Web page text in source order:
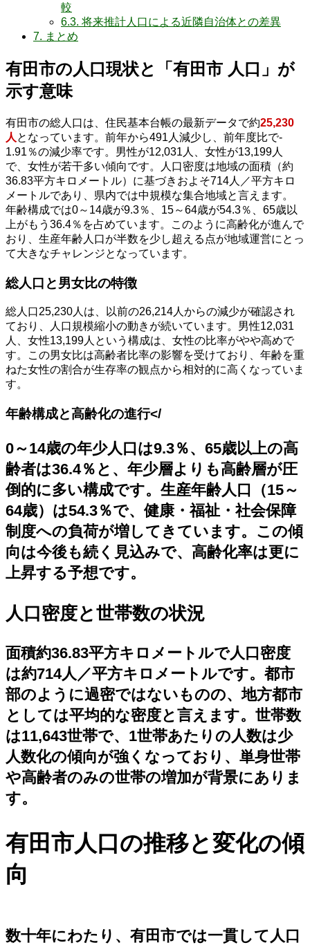
較
6.3. 将来推計人口による近隣自治体との差異
7. まとめ
有田市の人口現状と「有田市 人口」が
示す意味
有田市の総人口は、住民基本台帳の最新データで約25,230
人 となっています。前年から491人減少し、前年度比で‐
1.91％の減少率です。男性が12,031人、女性が13,199人
で、女性が若干多い傾向です。人口密度は地域の面積（約
36.83平方キロメートル）に基づきおよそ714人／平方キロ
メートルであり、県内では中規模な集合地域と言えます。
年齢構成では0～14歳が9.3％、15～64歳が54.3％、65歳以
上がもう36.4％を占めています。このように高齢化が進んで
おり、生産年齢人口が半数を少し超える点が地域運営にとっ
て大きなチャレンジとなっています。
総人口と男女比の特徴
総人口25,230人は、以前の26,214人からの減少が確認され
ており、人口規模縮小の動きが続いています。男性12,031
人、女性13,199人という構成は、女性の比率がやや高めで
す。この男女比は高齢者比率の影響を受けており、年齢を重
ねた女性の割合が生存率の観点から相対的に高くなっていま
す。
年齢構成と高齢化の進行</
0～14歳の年少人口は9.3％、65歳以上の高
齢者は36.4％と、年少層よりも高齢層が圧
倒的に多い構成です。生産年齢人口（15～
64歳）は54.3％で、健康・福祉・社会保障
制度への負荷が増してきています。この傾
向は今後も続く見込みで、高齢化率は更に
上昇する予想です。
人口密度と世帯数の状況
面積約36.83平方キロメートルで人口密度
は約714人／平方キロメートルです。都市
部のように過密ではないものの、地方都市
としては平均的な密度と言えます。世帯数
は11,643世帯で、1世帯あたりの人数は少
人数化の傾向が強くなっており、単身世帯
や高齢者のみの世帯の増加が背景にありま
す。
有田市人口の推移と変化の傾
向
数十年にわたり、有田市では一貫して人口